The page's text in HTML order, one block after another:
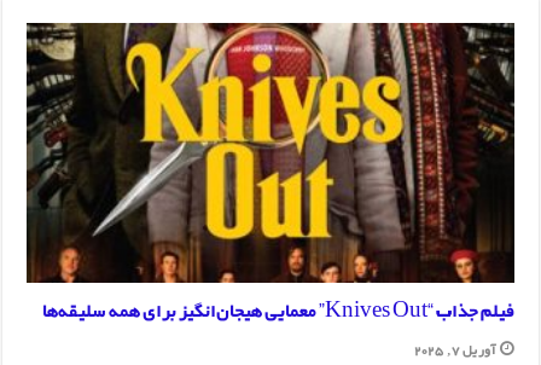
فیلم جذاب “Knives Out” معمایی هیجان‌انگیز برای همه سلیقه‌ها
آوریل 7, 2025